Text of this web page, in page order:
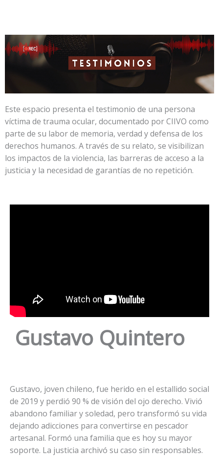
Este espacio presenta el testimonio de una persona
víctima de trauma ocular, documentado por CIIVO como
parte de su labor de memoria, verdad y defensa de los
derechos humanos. A través de su relato, se visibilizan
los impactos de la violencia, las barreras de acceso a la
justicia y la necesidad de garantías de no repetición.
Gustavo Quintero
Gustavo, joven chileno, fue herido en el estallido social
de 2019 y perdió 90 % de visión del ojo derecho. Vivió
abandono familiar y soledad, pero transformó su vida
dejando adicciones para convertirse en pescador
artesanal. Formó una familia que es hoy su mayor
soporte. La justicia archivó su caso sin responsables.